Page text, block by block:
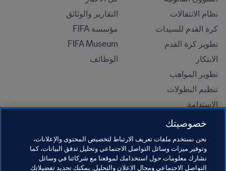
نظام الانتقالات
كرة القدم للسيدات
تطوير كرة القدم
الابتكار
تطوير المواهب
تنظيم البطولات
الاستدامة
حقوق الإنسان ومناهضة التمييز
المبادرات التعليمية
التقارير والوثائق
مؤسسة FIFA
FIFA Museum
الوظائف
خصوصيتك
نحن نستخدم ملفات تعريف الارتباط لتخصيص المحتوى والإعلانات،
وتوفير ميزات وسائل التواصل الاجتماعي وتحليل تدفق البيانات، كما
نشارك معلومات حول استخدامك لموقعنا مع شركائنا في وسائل
التواصل الاجتماعي ومجال الإعلان والتحليل. يمكنك تحديد تفضيلاتك